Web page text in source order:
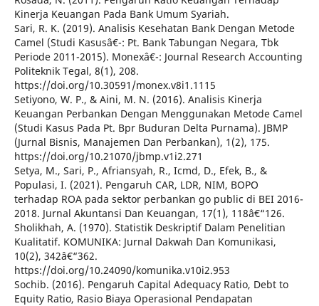
Kinerja Keuangan Pada Bank Umum Syariah.
Sari, R. K. (2019). Analisis Kesehatan Bank Dengan Metode
Camel (Studi Kasusâ€¯: Pt. Bank Tabungan Negara, Tbk
Periode 2011-2015). Monexâ€¯: Journal Research Accounting
Politeknik Tegal, 8(1), 208.
https://doi.org/10.30591/monex.v8i1.1115
Setiyono, W. P., & Aini, M. N. (2016). Analisis Kinerja
Keuangan Perbankan Dengan Menggunakan Metode Camel
(Studi Kasus Pada Pt. Bpr Buduran Delta Purnama). JBMP
(Jurnal Bisnis, Manajemen Dan Perbankan), 1(2), 175.
https://doi.org/10.21070/jbmp.v1i2.271
Setya, M., Sari, P., Afriansyah, R., Icmd, D., Efek, B., &
Populasi, I. (2021). Pengaruh CAR, LDR, NIM, BOPO
terhadap ROA pada sektor perbankan go public di BEI 2016-
2018. Jurnal Akuntansi Dan Keuangan, 17(1), 118â€“126.
Sholikhah, A. (1970). Statistik Deskriptif Dalam Penelitian
Kualitatif. KOMUNIKA: Jurnal Dakwah Dan Komunikasi,
10(2), 342â€“362.
https://doi.org/10.24090/komunika.v10i2.953
Sochib. (2016). Pengaruh Capital Adequacy Ratio, Debt to
Equity Ratio, Rasio Biaya Operasional Pendapatan